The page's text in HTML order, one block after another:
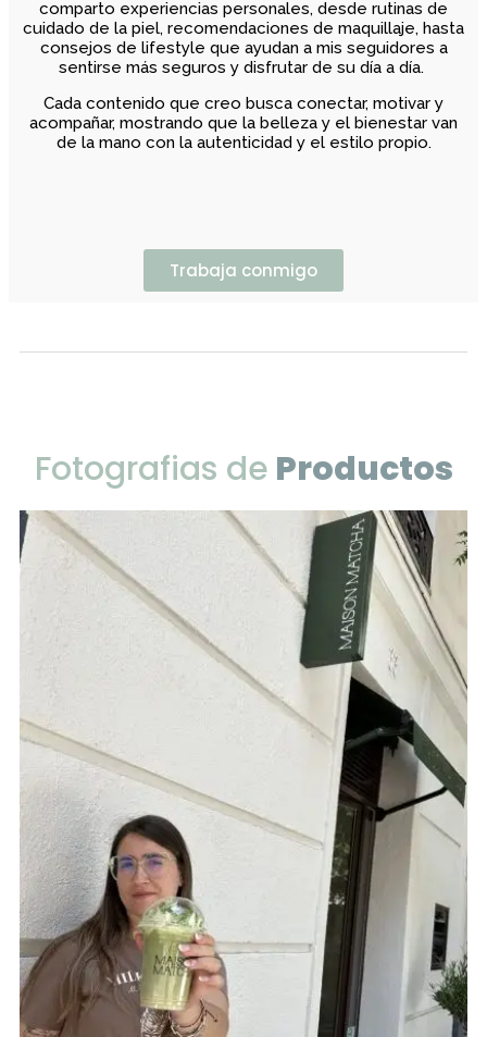
belleza y el estilo de vida. A través de mis redes
comparto experiencias personales, desde rutinas de
cuidado de la piel, recomendaciones de maquillaje, hasta
consejos de lifestyle que ayudan a mis seguidores a
sentirse más seguros y disfrutar de su día a día.
Cada contenido que creo busca conectar, motivar y
acompañar, mostrando que la belleza y el bienestar van
Fotografias deProductos